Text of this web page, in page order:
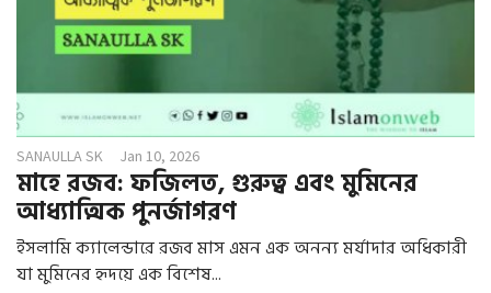
SANAULLA SK Jan 10, 2026
মাহে রজব: ফজিলত, গুরুত্ব এবং মুমিনের
আধ্যাত্মিক পুনর্জাগরণ
ইসলামি ক্যালেন্ডারে রজব মাস এমন এক অনন্য মর্যাদার অধিকারী
যা মুমিনের হৃদয়ে এক বিশেষ...